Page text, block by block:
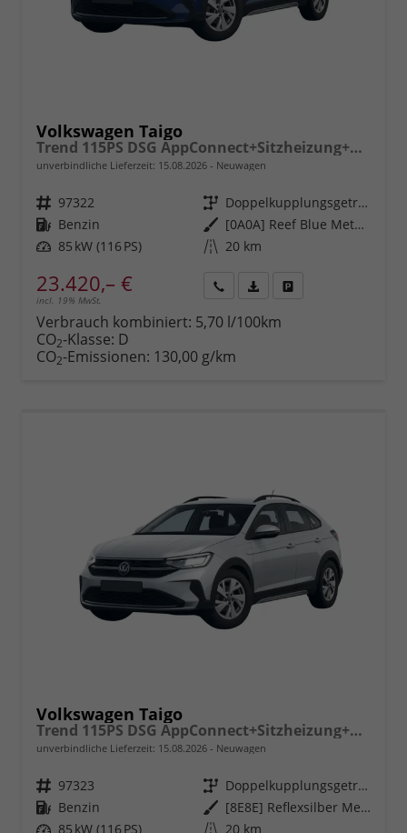
Volkswagen Taigo
Trend 115PS DSG AppConnect+Sitzheizung+PDC+Alu16+LED+DAB+FrontAssist
unverbindliche Lieferzeit: 15.08.2026 Neuwagen
Fahrzeugnr. 97322 Getriebe
Doppelkupplungsgetriebe (DSG)
Kraftstoff Benzin Außenfarbe
[0A0A] Reef Blue Metallic
Leistung 85 kW (116 PS) Kilometerstand 20 km
23.420,– €
incl. 19% MwSt.
anfordern
Datei,
Verbrauch kombiniert: 5,70 l/100km
CO2-Klasse: D
CO2-Emissionen: 130,00 g/km
Volkswagen Taigo
Trend 115PS DSG AppConnect+Sitzheizung+PDC+Alu16+LED+DAB+FrontAssist
unverbindliche Lieferzeit: 15.08.2026 Neuwagen
Fahrzeugnr. 97323 Getriebe
Doppelkupplungsgetriebe (DSG)
Kraftstoff Benzin Außenfarbe
[8E8E] Reflexsilber Metallic
Leistung 85 kW (116 PS) Kilometerstand 20 km